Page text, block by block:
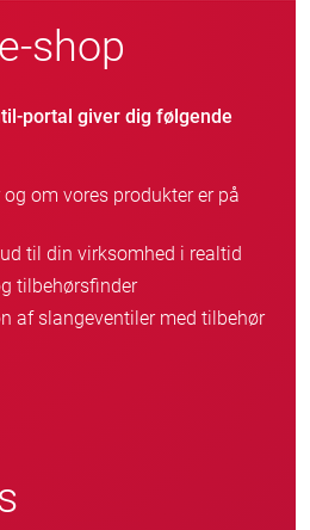
shop
portal giver dig følgende
om vores produkter er på
til din virksomhed i realtid
tilbehørsfinder
af slangeventiler med tilbehør